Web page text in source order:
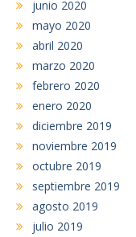
junio 2020
mayo 2020
abril 2020
marzo 2020
febrero 2020
enero 2020
diciembre 2019
noviembre 2019
octubre 2019
septiembre 2019
agosto 2019
julio 2019